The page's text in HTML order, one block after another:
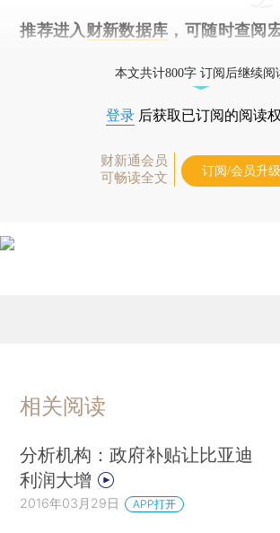
推荐进入 财新数据库 ，可随时查阅
本文共计800字 订阅后继续阅
登录 后获取已订阅的阅读
财新通会员
可畅读全文
订阅/会员升级
相关阅读
分析机构：政府补贴让比亚迪
利润大增
2016年03月29日 APP打开